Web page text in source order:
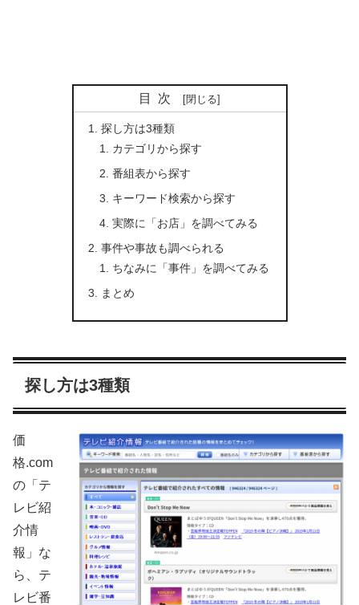
目次
探し方は3種類
カテゴリから探す
番組表から探す
キーワード検索から探す
実際に「お店」を調べてみる
事件や事故も調べられる
ちなみに「事件」を調べてみる
まとめ
探し方は3種類
価
格.com
の「テ
レビ紹
介情
報」な
ら、テ
レビ番